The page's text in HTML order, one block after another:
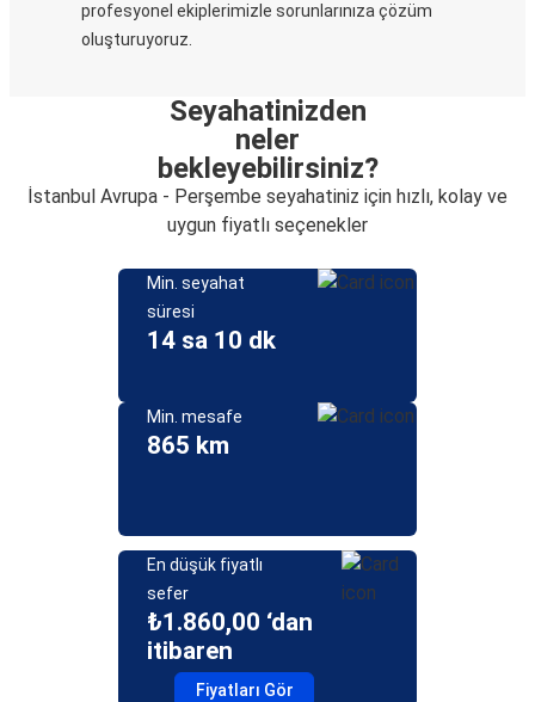
profesyonel ekiplerimizle sorunlarınıza çözüm
oluşturuyoruz.
Seyahatinizden
neler
bekleyebilirsiniz?
İstanbul Avrupa - Perşembe seyahatiniz için hızlı, kolay ve
uygun fiyatlı seçenekler
Min. seyahat
süresi
14 sa 10 dk
Min. mesafe
865 km
En düşük fiyatlı
sefer
₺1.860,00 ‘dan
itibaren
Fiyatları Gör